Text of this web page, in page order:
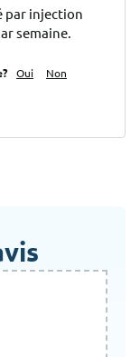
par injection
semaine.
Oui Non